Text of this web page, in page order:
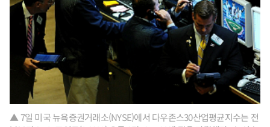
▲ 7일 미국 뉴욕증권거래소(NYSE)에서 다우존스30산업평균지수는 전